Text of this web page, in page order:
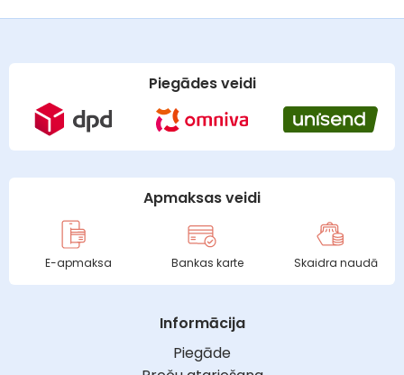
Piegādes veidi
Apmaksas veidi
E-apmaksa Bankas karte Skaidra naudā
Informācija
Piegāde